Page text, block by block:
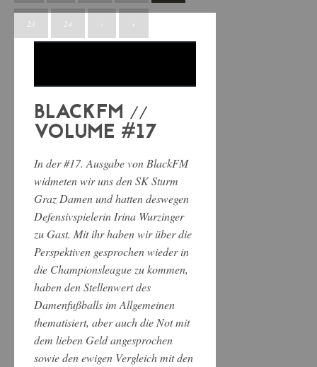
23 24 › »
BLACKFM //
VOLUME #17
In der #17. Ausgabe von BlackFM
widmeten wir uns den SK Sturm
Graz Damen und hatten deswegen
Defensivspielerin Irina Wurzinger
zu Gast. Mit ihr haben wir über die
Perspektiven gesprochen wieder in
die Championsleague zu kommen,
haben den Stellenwert des
Damenfußballs im Allgemeinen
thematisiert, aber auch die Not mit
dem lieben Geld angesprochen
sowie den ewigen Vergleich mit den